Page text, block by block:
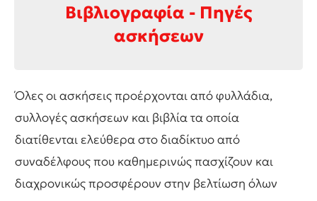
Βιβλιογραφία - Πηγές
ασκήσεων
Όλες οι ασκήσεις προέρχονται από φυλλάδια,
συλλογές ασκήσεων και βιβλία τα οποία
διατίθενται ελεύθερα στο διαδίκτυο από
συναδέλφους που καθημερινώς πασχίζουν και
διαχρονικώς προσφέρουν στην βελτίωση όλων